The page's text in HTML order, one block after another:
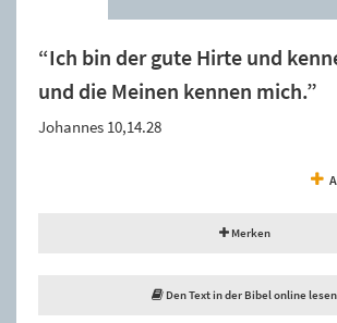
“Ich bin der gute Hirte und
und die Meinen kennen mich.”
Johannes 10,14.28
Merken
Den Text in der Bibel online lesen